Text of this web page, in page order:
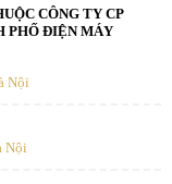
CÔNG TY CP
PHỐ ĐIỆN MÁY
Nội
Nội